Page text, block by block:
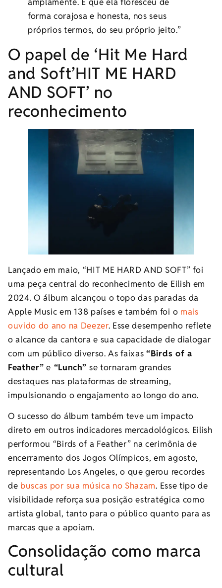
forma corajosa e honesta, nos seus
próprios termos, do seu próprio jeito.”
O papel de ‘Hit Me Hard
and Soft’HIT ME HARD
AND SOFT’ no
reconhecimento
Lançado em maio, “HIT ME HARD AND SOFT” foi
uma peça central do reconhecimento de Eilish em
2024. O álbum alcançou o topo das paradas da
Apple Music em 138 países e também foi o mais
ouvido do ano na Deezer. Esse desempenho reflete
o alcance da cantora e sua capacidade de dialogar
com um público diverso. As faixas“Birds of a
Feather” e “Lunch” se tornaram grandes
destaques nas plataformas de streaming,
impulsionando o engajamento ao longo do ano.
O sucesso do álbum também teve um impacto
direto em outros indicadores mercadológicos. Eilish
performou “Birds of a Feather” na cerimônia de
encerramento dos Jogos Olímpicos, em agosto,
representando Los Angeles, o que gerou recordes
de buscas por sua música no Shazam. Esse tipo de
visibilidade reforça sua posição estratégica como
artista global, tanto para o público quanto para as
marcas que a apoiam.
Consolidação como marca
cultural